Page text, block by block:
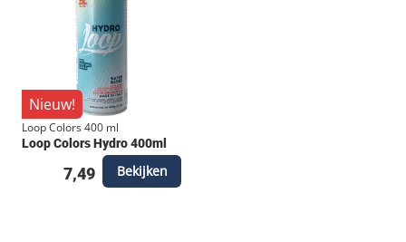
Nieuw!
Loop Colors 400 ml
Loop Colors Hydro 400ml
7,49 Bekijken